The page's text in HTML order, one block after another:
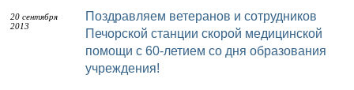
20 сентября
2013
Поздравляем ветеранов и сотрудников
Печорской станции скорой медицинской
помощи с 60-летием со дня образования
учреждения!